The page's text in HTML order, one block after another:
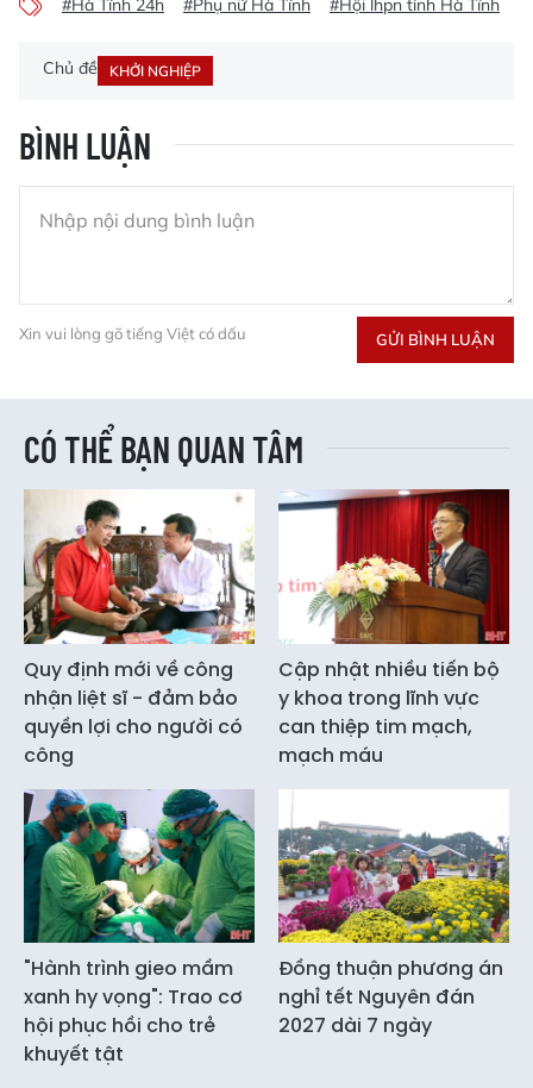
#Hà Tĩnh 24h #Phụ nữ Hà Tĩnh #Hội lhpn tỉnh Hà Tĩnh
Chủ đề KHỞI NGHIỆP
BÌNH LUẬN
Xin vui lòng gõ tiếng Việt có dấu GỬI BÌNH LUẬN
CÓ THỂ BẠN QUAN TÂM
Quy định mới về công
nhận liệt sĩ - đảm bảo
quyền lợi cho người có
công
Cập nhật nhiều tiến bộ
y khoa trong lĩnh vực
can thiệp tim mạch,
mạch máu
"Hành trình gieo mầm
xanh hy vọng": Trao cơ
hội phục hồi cho trẻ
khuyết tật
Đồng thuận phương án
nghỉ tết Nguyên đán
2027 dài 7 ngày